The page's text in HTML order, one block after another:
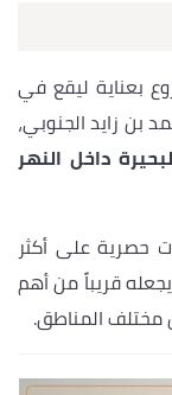
بعناية ليقع في
بن زايد الجنوبي،
على البحيرة داخل النهر
حصرية على أكثر
يجعله قريباً من أهم
المناطق.